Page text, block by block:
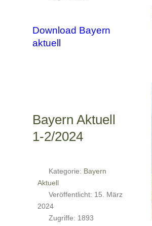
Download Bayern
aktuell
Bayern Aktuell
1-2/2024
Kategorie: Bayern
Aktuell
Veröffentlicht: 15. März
2024
Zugriffe: 1893